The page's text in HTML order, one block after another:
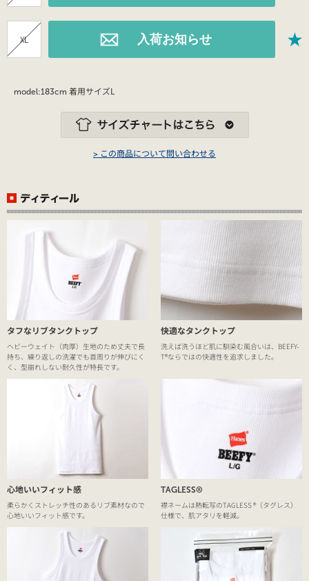
XL
model:183cm 着用サイズL
> この商品について問い合わせる
タフなリブタンクトップ
ヘビーウェイト（肉厚）生地のため丈夫で長
持ち、繰り返しの洗濯でも首周りが伸びにく
く、型崩れしない耐久性が特長です。
快適なタンクトップ
洗えば洗うほど肌に馴染む風合いは、BEEFY-
T®ならではの快適性を追求しました。
心地いいフィット感
柔らかくストレッチ性のあるリブ素材なので
心地いいフィット感です。
TAGLESS®
襟ネームは熱転写のTAGLESS ®（タグレス）
仕様で、肌アタリを軽減。